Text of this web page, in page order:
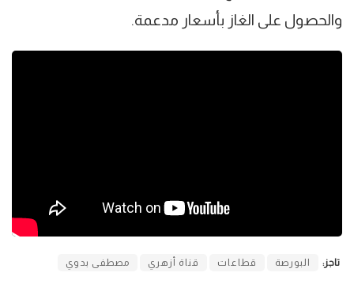
والحصول على الغاز بأسعار مدعمة.
تاجز: البورصة قطاعات قناة أزهري مصطفى بدوي